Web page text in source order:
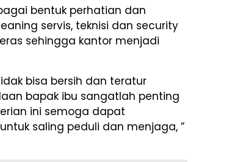
bentuk perhatian dan
servis, teknisi dan security
sehingga kantor menjadi
bisa bersih dan teratur
bapak ibu sangatlah penting
ini semoga dapat
saling peduli dan menjaga, ”